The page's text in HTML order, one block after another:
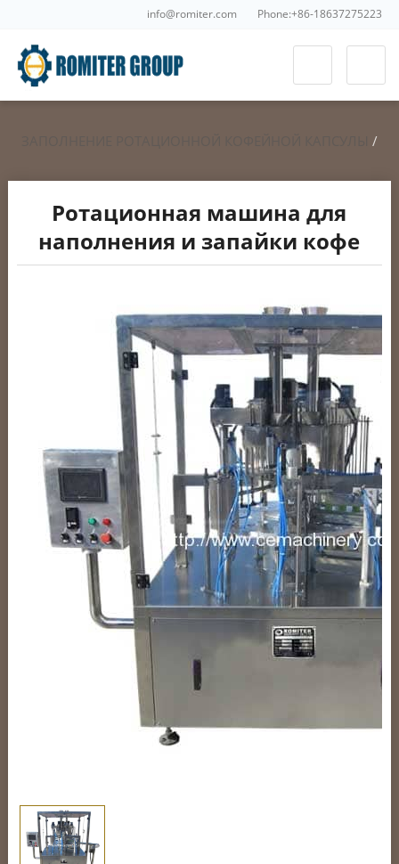
info@romiter.com Phone:+86-18637275223
/
КОФЕ В КАПСУЛАХ УПАКОВКА
Ротационная машина для
наполнения и запайки кофе